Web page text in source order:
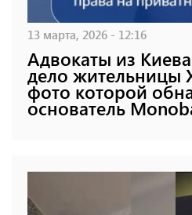
13 марта, 2026 - 12:16
Адвокаты из
дело жительницы
фото которой
основатель